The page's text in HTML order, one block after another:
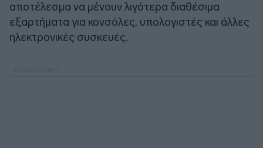
αποτέλεσμα να μένουν λιγότερα διαθέσιμα
εξαρτήματα για κονσόλες, υπολογιστές και άλλες
ηλεκτρονικές συσκευές.